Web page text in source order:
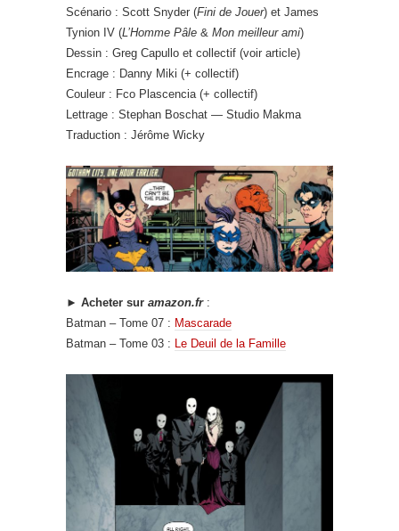
Scénario : Scott Snyder (Fini de Jouer) et James
Tynion IV (L’Homme Pâle & Mon meilleur ami)
Dessin : Greg Capullo et collectif (voir article)
Encrage : Danny Miki (+ collectif)
Couleur : Fco Plascencia (+ collectif)
Lettrage : Stephan Boschat — Studio Makma
Traduction : Jérôme Wicky
► Acheter sur amazon.fr:
Batman – Tome 07 : Mascarade
Batman – Tome 03 :
Le Deuil de la Famille